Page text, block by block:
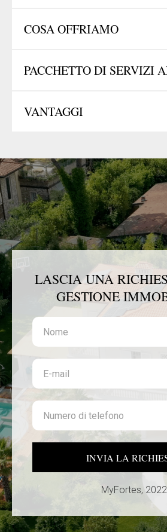
COSA OFFRIAMO
PACCHETTO DI SERVIZI
VANTAGGI
LASCIA UNA
GESTIONE
INVIA LA
MyFortes, 2022